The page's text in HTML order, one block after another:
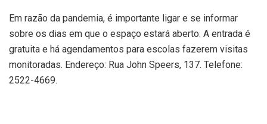
Em razão da pandemia, é importante ligar e se informar
sobre os dias em que o espaço estará aberto. A entrada é
gratuita e há agendamentos para escolas fazerem visitas
monitoradas. Endereço: Rua John Speers, 137. Telefone:
2522-4669.